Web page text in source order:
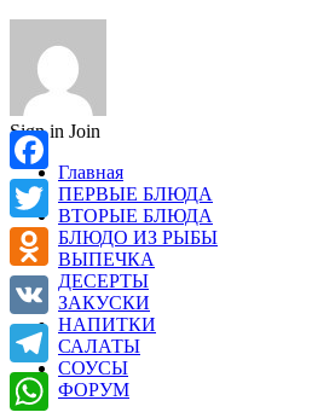
Sign in Join
Главная
ПЕРВЫЕ БЛЮДА
ВТОРЫЕ БЛЮДА
БЛЮДО ИЗ РЫБЫ
ВЫПЕЧКА
ДЕСЕРТЫ
ЗАКУСКИ
НАПИТКИ
САЛАТЫ
СОУСЫ
ФОРУМ
Facebook
Twitter
Odnoklassniki
VK
Telegram